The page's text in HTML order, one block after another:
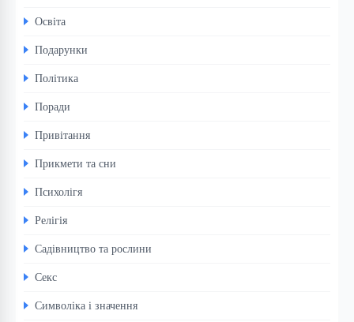
Освіта
Подарунки
Політика
Поради
Привітання
Прикмети та сни
Психолігя
Релігія
Садівництво та рослини
Секс
Символіка і значення